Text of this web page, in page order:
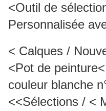
<Outil de
Personnalisée
< Calques /
<Pot de
couleur blanche
<<Sélections / <